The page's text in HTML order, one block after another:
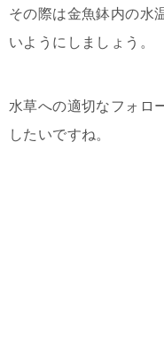
その際は金魚鉢内の水
いようにしましょう。
水草への適切なフォロ
したいですね。